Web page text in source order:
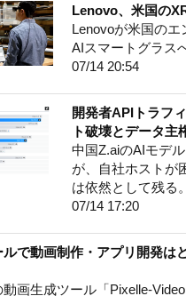
Lenovo、米国の
Lenovoが米国の
AIスマートグラス
07/14 20:54
開発者APIトラフ
ト破壊とデータ主
中国Z.aiのAIモデ
が、自社ホストが
は依然として残る。
07/14 17:20
ルで動画制作・アプリ開発
動画生成ツール「Pixelle-